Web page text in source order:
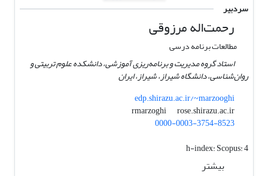
سردبیر
رحمت‌اله مرزوقی
مطالعات برنامه درسی
استاد گروه مدیریت و برنامه‌ریزی آموزشی، دانشکده علوم تربیتی و
روان‌شناسی، دانشگاه شیراز، شیراز، ایران
edp.shirazu.ac.ir/~marzooghi
rmarzoghi
rose.shirazu.ac.ir
0000-0003-3754-8523
h-index:Scopus: 4
بیشتر